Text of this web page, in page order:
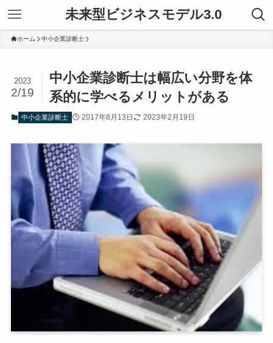
未来型ビジネスモデル3.0
ホーム 中小企業診断士
中小企業診断士は幅広い分野を体
系的に学べるメリットがある
2023
2/19
中小企業診断士 2017年8月13日 2023年2月19日